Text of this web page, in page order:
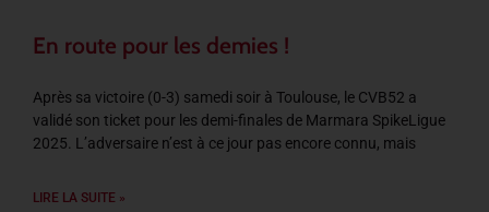
En route pour les demies !
Après sa victoire (0-3) samedi soir à Toulouse, le CVB52 a
validé son ticket pour les demi-finales de Marmara SpikeLigue
2025. L’adversaire n’est à ce jour pas encore connu, mais
LIRE LA SUITE »